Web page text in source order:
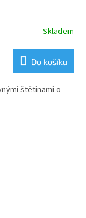
Skladem
Do košíku
štětinami o